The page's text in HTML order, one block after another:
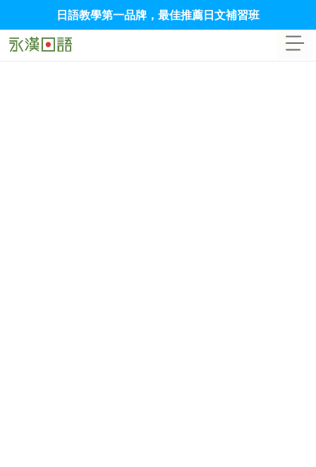
日語教學第一品牌，最佳推薦日文補習班